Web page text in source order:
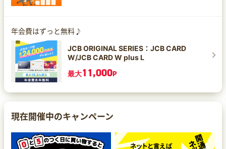
年会費はずっと無料♪
JCB ORIGINAL SERIES：JCB CARD
W/JCB CARD W plus L
最大11,000P
現在開催中のキャンペーン